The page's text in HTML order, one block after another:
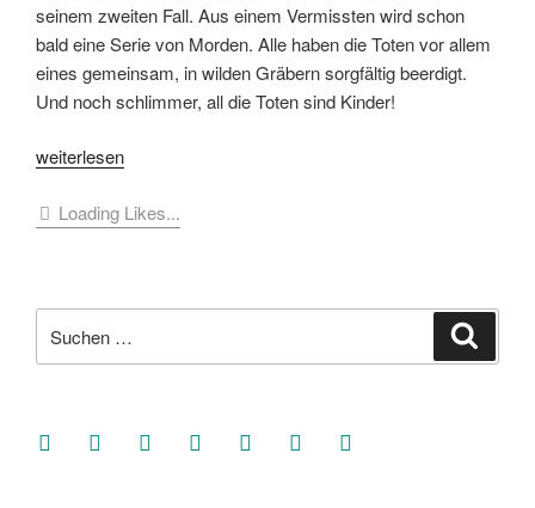
seinem zweiten Fall. Aus einem Vermissten wird schon
bald eine Serie von Morden. Alle haben die Toten vor allem
eines gemeinsam, in wilden Gräbern sorgfältig beerdigt.
Und noch schlimmer, all die Toten sind Kinder!
„Hagen
–
weiterlesen
Loading Likes...
nach:
facebooksoundcloud
twitter mastodoninstagramthreads goodreads